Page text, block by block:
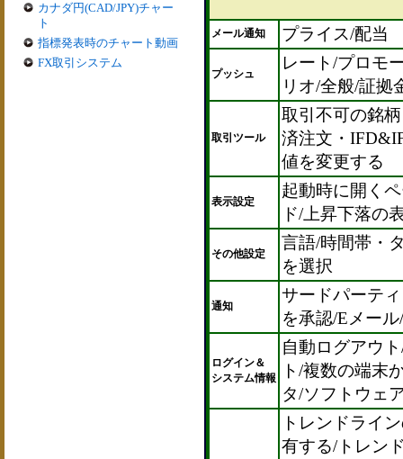
カナダ円(CAD/JPY)チャー
ト
指標発表時のチャート動画
FX取引システム
メール通知 プライス/配当
プッシュ
レート/プロモ
リオ/全般/証拠
取引ツール
取引不可の銘
済注文・
値を変更する
表示設定
起動時に開く
ド/上昇下落の
その他設定
言語/時間帯・
を選択
通知
サードパーテ
を承認/Eメー
ログイン＆
システム情報
自動ログアウ
ト/複数の端末
タ/ソフトウェ
トレンドライ
有する/トレン